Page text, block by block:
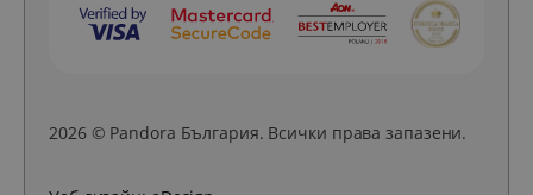
2026 © Pandora България. Всички права запазени.